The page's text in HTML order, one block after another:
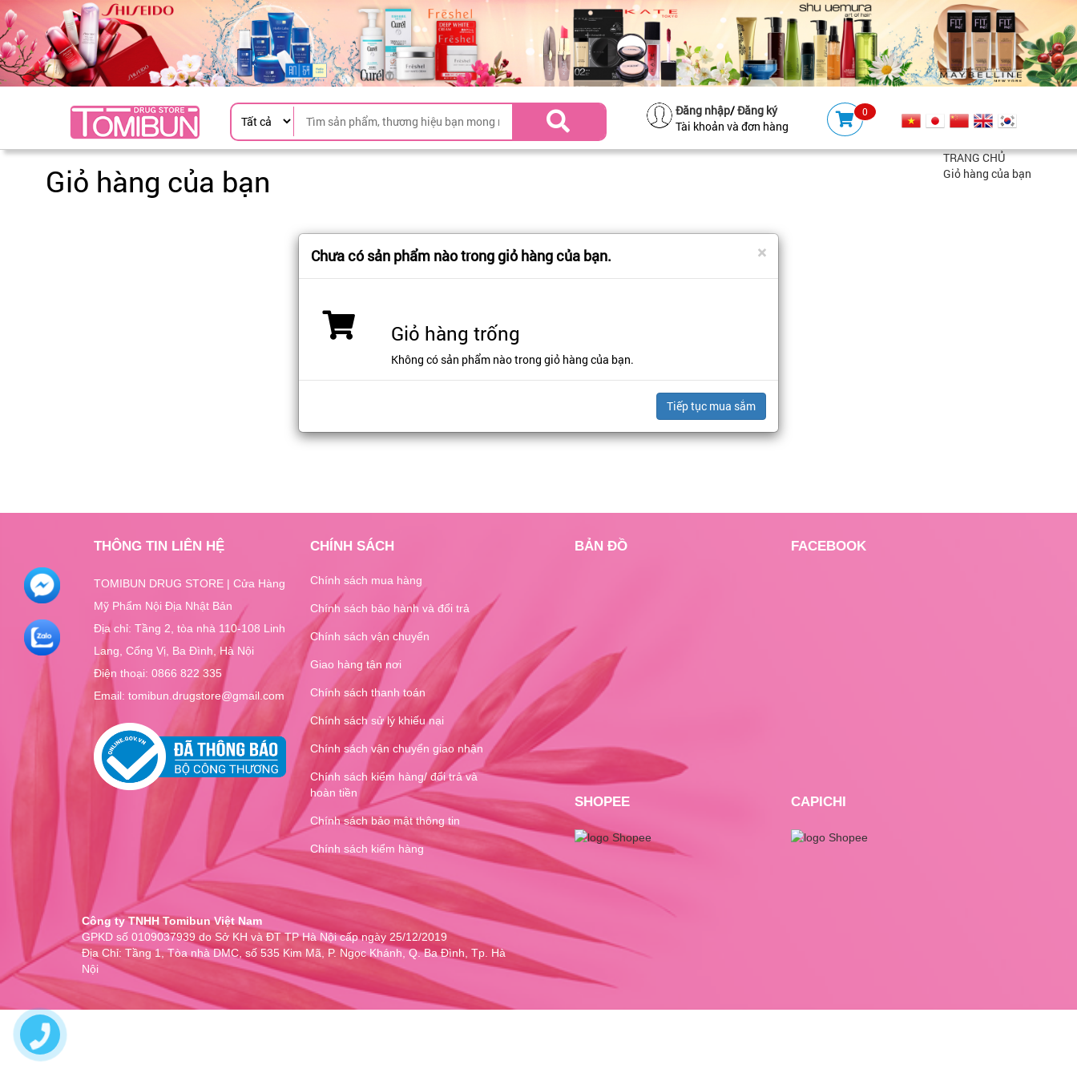
Đăng nhập/Đăng ký
Tài khoản và đơn hàng
0
Giỏ hàng của bạn
TRANG CHỦ
Giỏ hàng của bạn
×
Chưa có sản phẩm nào trong giỏ hàng của bạn.
Giỏ hàng trống
Không có sản phẩm nào trong giỏ hàng của bạn.
Tiếp tục mua sắm
THÔNG TIN LIÊN HỆ
TOMIBUN DRUG STORE | Cửa Hàng
Mỹ Phẩm Nội Địa Nhật Bản
Địa chỉ: Tầng 2, tòa nhà 110-108 Linh
Lang, Cống Vị, Ba Đình, Hà Nội
Điện thoại: 0866 822 335
Email: tomibun.drugstore@gmail.com
CHÍNH SÁCH
Chính sách mua hàng
Chính sách bảo hành và đổi trả
Chính sách vận chuyển
Giao hàng tận nơi
Chính sách thanh toán
Chính sách sử lý khiếu nại
Chính sách vận chuyển giao nhận
Chính sách kiểm hàng/ đổi trả và
hoàn tiền
Chính sách bảo mật thông tin
Chính sách kiểm hàng
Công ty TNHH Tomibun Việt Nam
GPKD số 0109037939 do Sở KH và ĐT TP Hà Nội cấp ngày 25/12/2019
Địa Chỉ: Tầng 1, Tòa nhà DMC, số 535 Kim Mã, P. Ngọc Khánh, Q. Ba Đình, Tp. Hà
Nội
BẢN ĐỒ FACEBOOK
SHOPEE CAPICHI